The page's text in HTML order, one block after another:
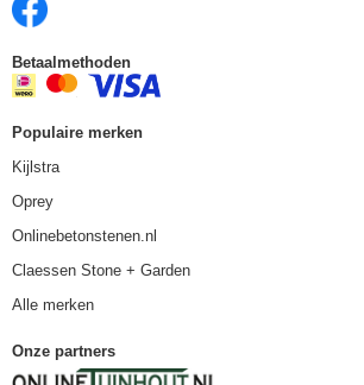
Betaalmethoden
Populaire merken
Kijlstra
Oprey
Onlinebetonstenen.nl
Claessen Stone + Garden
Alle merken
Onze partners